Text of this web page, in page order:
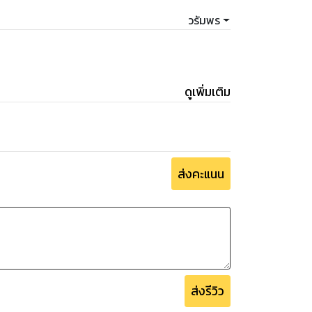
ามีก็มาย้อนถาม
ล้วก็เริ่มไม่ไว้ใจสามีขึ้นมาแล้ว เธออยากออก
วรัมพร
ดูเพิ่มเติม
ส่งคะแนน
ส่งรีวิว